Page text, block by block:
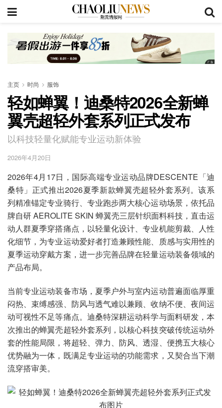
主页 时尚 服饰
轻如蝉翼！迪桑特2026全新蝉
翼壳超轻外套系列正式发布
以科技轻量化赋能专业运动新体验
2026年4月20日
2026年4月17日，国际高端专业运动品牌DESCENTE「迪
桑特」正式推出2026夏季新款蝉翼壳超轻外套系列。该系
列精准锚定专业骑行、专业跑步两大核心运动场景，依托品
牌自研 AEROLITE SKIN 蝉翼壳三层针织面料科技，直击运
动人群夏季穿搭痛点，以轻量化设计、专业机能剪裁、人性
化细节，为专业运动爱好者打造兼顾性能、质感与实用性的
夏季运动穿戴方案，进一步完善品牌在轻量运动装备领域的
产品布局。
当前专业运动装备市场，夏季户外与室内运动普遍面临厚重
闷热、束缚感强、防风与透气难以兼顾、收纳不便、夜间运
动可视性不足等痛点。迪桑特深耕运动科学与面料研发，本
次推出的蝉翼壳超轻外套系列，以核心科技突破传统运动外
套的性能局限，将超轻、弹力、防风、透湿、便携五大核心
优势融为一体，既满足专业运动的功能需求，又契合当下潮
流穿搭审美。